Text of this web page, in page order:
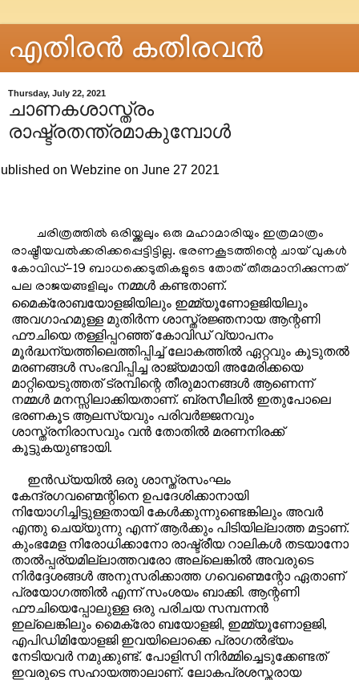
എതിരന്‍ കതിരവന്‍
Thursday, July 22, 2021
ചാണകശാസ്ത്രം
രാഷ്ട്രതന്ത്രമാകുമ്പോൾ
on Webzine on June 27 2021
ചരിത്രത്തിൽ ഒരിയ്ക്കലും ഒരു മഹാമാരിയും ഇത്രമാത്രം
രാഷ്ട്രീയവൽക്കരിക്കപ്പെട്ടിട്ടില്ല. ഭരണകൂടത്തിന്റെ ചായ് വുകൾ
കോവിഡ്-19 ബാധക്കെടുതികളുടെ തോത് തീരുമാനിക്കുന്നത്
പല രാജയങ്ങളിലും നമ്മൾ കണ്ടതാണ്.
മൈക്രോബയോളജിയിലും ഇമ്മ്യൂണോളജിയിലും
അവഗാഹമുള്ള മുതിർന്ന ശാസ്ത്രജ്ഞനായ ആന്റണി
ഫൗചിയെ തള്ളിപ്പറഞ്ഞ് കോവിഡ് വ്യാപനം
മൂർദ്ധന്യത്തിലെത്തിപ്പിച്ച് ലോകത്തിൽ ഏറ്റവും കൂടുതൽ
മരണങ്ങൾ സംഭവിപ്പിച്ച രാജ്യമായി അമേരിക്കയെ
മാറ്റിയെടുത്തത് ട്രമ്പിന്റെ തീരുമാനങ്ങൾ ആണെന്ന്
നമ്മൾ മനസ്സിലാക്കിയതാണ്. ബ്രസീലിൽ ഇതുപോലെ
ഭരണകൂട ആലസ്യവും പരിവർജ്ജനവും
ശാസ്ത്രനിരാസവും വൻ തോതിൽ മരണനിരക്ക്
കൂട്ടുകയുണ്ടായി.
ഇൻഡ്യയിൽ ഒരു ശാസ്ത്രസംഘം
കേന്ദ്രഗവണ്മെന്റിനെ ഉപദേശിക്കാനായി
നിയോഗിച്ചിട്ടുള്ളതായി കേൾക്കുന്നുണ്ടെങ്കിലും അവർ
എന്തു ചെയ്യുന്നു എന്ന് ആർക്കും പിടിയില്ലാത്ത മട്ടാണ്.
കുംഭമേള നിരോധിക്കാനോ രാഷ്ട്രീയ റാലികൾ തടയാനോ
താൽപ്പര്യമില്ലാത്തവരോ അല്ലെങ്കിൽ അവരുടെ
നിർദ്ദേശങ്ങൾ അനുസരിക്കാത്ത ഗവെണ്മെന്റോ ഏതാണ്
പ്രയോഗത്തിൽ എന്ന് സംശയം ബാക്കി. ആന്റണി
ഫൗചിയെപ്പോലുള്ള ഒരു പരിചയ സമ്പന്നൻ
ഇല്ലെങ്കിലും മൈക്രോ ബയോളജി, ഇമ്മ്യൂണോളജി,
എപിഡിമിയോളജി ഇവയിലൊക്കെ പ്രാഗൽഭ്യം
നേടിയവർ നമുക്കുണ്ട്. പോളിസി നിർമ്മിച്ചെടുക്കേണ്ടത്
ഇവരുടെ സഹായത്താലാണ്. ലോകപ്രശസ്തരായ